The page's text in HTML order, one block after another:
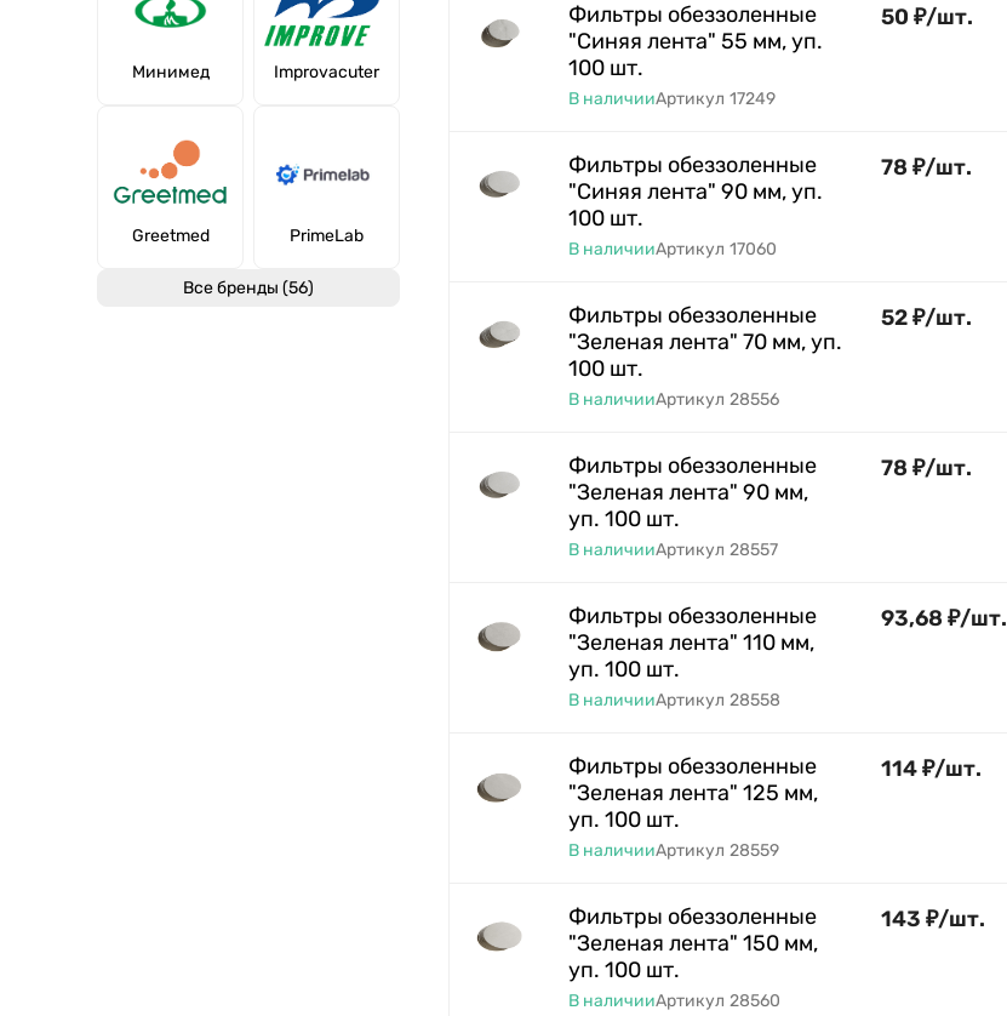
Минимед Improvacuter
Greetmed PrimeLab
Все бренды (56)
Фильтры обеззоленные
"Синяя лента" 55 мм, уп.
100 шт.
В наличииАртикул 17249
50 ₽/шт.
Фильтры обеззоленные
"Синяя лента" 90 мм, уп.
100 шт.
В наличииАртикул 17060
78 ₽/шт.
Фильтры обеззоленные
"Зеленая лента" 70 мм, уп.
100 шт.
В наличииАртикул 28556
52₽/шт.
Фильтры обеззоленные
"Зеленая лента" 90 мм,
уп. 100 шт.
В наличииАртикул 28557
78 ₽/шт.
Фильтры обеззоленные
"Зеленая лента" 110 мм,
уп. 100 шт.
В наличииАртикул 28558
93,68 ₽/шт.
Фильтры обеззоленные
"Зеленая лента" 125 мм,
уп. 100 шт.
В наличииАртикул 28559
114₽/шт.
Фильтры обеззоленные
"Зеленая лента" 150 мм,
уп. 100 шт.
В наличииАртикул 28560
143 ₽/шт.